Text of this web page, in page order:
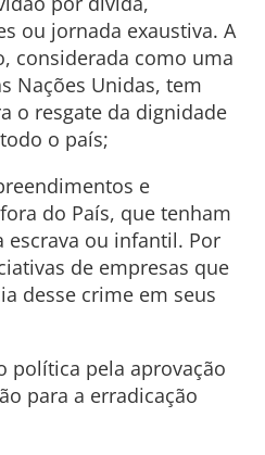
ou jornada exaustiva. A
considerada como uma
Nações Unidas, tem
o resgate da dignidade
o país;
e
do País, que tenham
ou infantil. Por
de empresas que
desse crime em seus
política pela aprovação
para a erradicação